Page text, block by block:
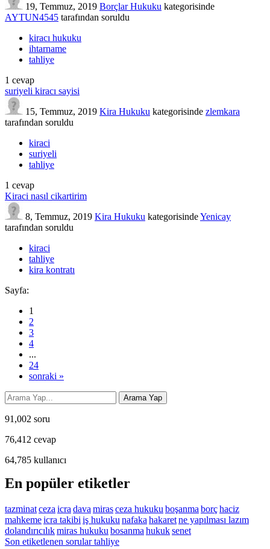
19, Temmuz, 2019 Borçlar Hukuku kategorisinde
AYTUN4545 tarafından soruldu
kiracı hukuku
ihtarname
tahliye
1 cevap
suriyeli kiracı sayisi
15, Temmuz, 2019 Kira Hukuku kategorisinde zlemkara
tarafından soruldu
kiraci
suriyeli
tahliye
1 cevap
Kiraci nasıl cikartirim
8, Temmuz, 2019 Kira Hukuku kategorisindeYenicay
tarafından soruldu
kiraci
tahliye
kira kontratı
Sayfa:
1
2
3
4
...
24
sonraki »
91,002 soru
76,412 cevap
64,785 kullanıcı
En popüler etiketler
tazminatceza icra dava mirasceza hukuku boşanma borçhaciz
mahkemeicra takibi iş hukuku nafaka hakaretne yapılması lazım
dolandırıcılıkmiras hukuku bosanma hukuksenet
Son etiketlenen sorular tahliye